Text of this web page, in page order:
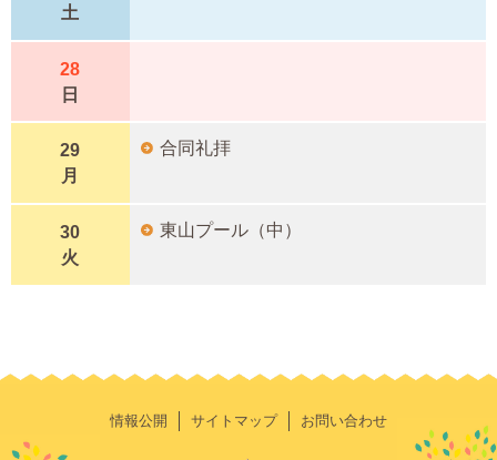
土
28
日
29
月
合同礼拝
30
火
東山プール（中）
情報公開 サイトマップ お問い合わせ